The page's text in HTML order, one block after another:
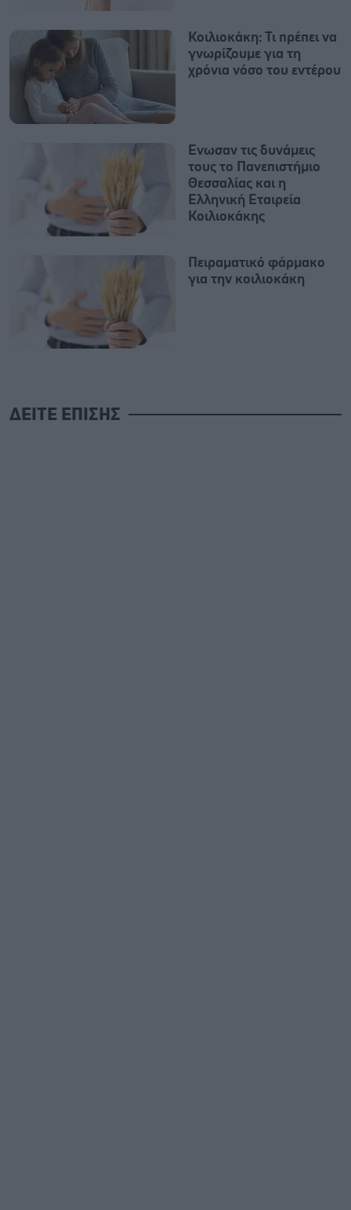
Κοιλιοκάκη: Τι πρέπει να
γνωρίζουμε για τη
χρόνια νόσο του εντέρου
Eνωσαν τις δυνάμεις
τους το Πανεπιστήμιο
Θεσσαλίας και η
Ελληνική Εταιρεία
Κοιλιοκάκης
Πειραματικό φάρμακο
για την κοιλιοκάκη
ΔΕΙΤΕ ΕΠΙΣΗΣ